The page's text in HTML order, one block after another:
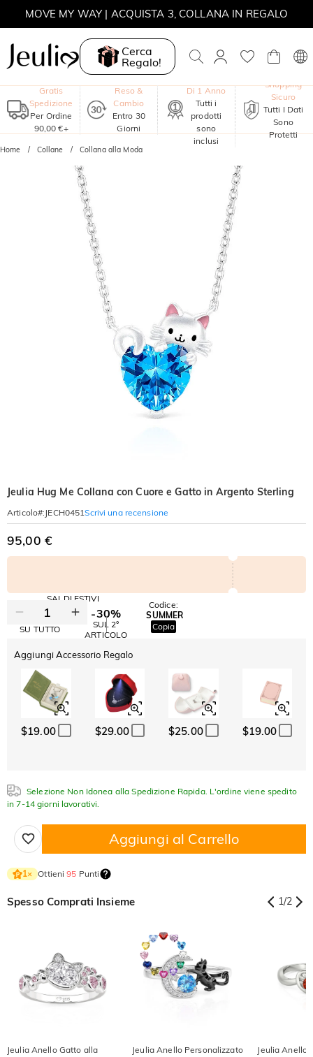
MOVE MY WAY | ACQUISTA 3, COLLANA IN REGALO
Cerca
Regalo!
Gratis
Spedizione
Per Ordine
90,00 €+
Reso &
Cambio
Entro 30
Giorni
Di 1 Anno
Tutti i
prodotti
sono
inclusi
Shopping
Sicuro
Tutti I Dati
Sono
Protetti
Home Collane Collana alla Moda
Jeulia Hug Me Collana con Cuore e Gatto in Argento Sterling
Articolo#: JECH0451Scrivi una recensione
95,00 €
SALDI ESTIVI
-10%
SU TUTTO
-30%
SUL 2°
ARTICOLO
Codice:
SUMMER
Copia
Aggiungi Accessorio Regalo
$19.00 $29.00 $25.00 $19.00
Selezione Non Idonea alla Spedizione Rapida. L'ordine viene spedito
in 7-14 giorni lavorativi.
Aggiungi al Carrello
1× Ottieni95 Punti
Spesso Comprati Insieme 1/2
Jeulia Anello Gatto alla
Jeulia Anello Personalizzato
Jeulia Anello